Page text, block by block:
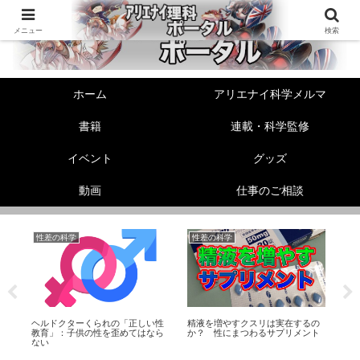
ホーム アリエナイ科学メルマ
書籍 連載・科学監修
イベント グッズ
動画 仕事のご相談
性差の科学
ヘルドクターくられの「正しい性
教育」：子供の性を歪めてはなら
ない
性差の科学
精液を増やすクスリは実在するの
か？ 性にまつわるサプリメント
メニュー 検索